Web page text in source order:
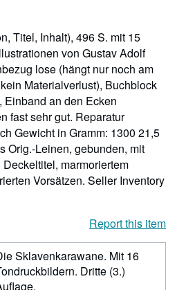
Titel, Inhalt), 496 S. mit 15
von Gustav Adolf
lose (hängt nur noch am
Materialverlust), Buchblock
an den Ecken
fast sehr gut. Reparatur
Gewicht in Gramm: 1300 21,5
Orig.-Leinen, gebunden, mit
marmoriertem
Vorsätzen. Seller Inventory
Report this item
Sklavenkarawane. Mit 16
Dritte (3.)